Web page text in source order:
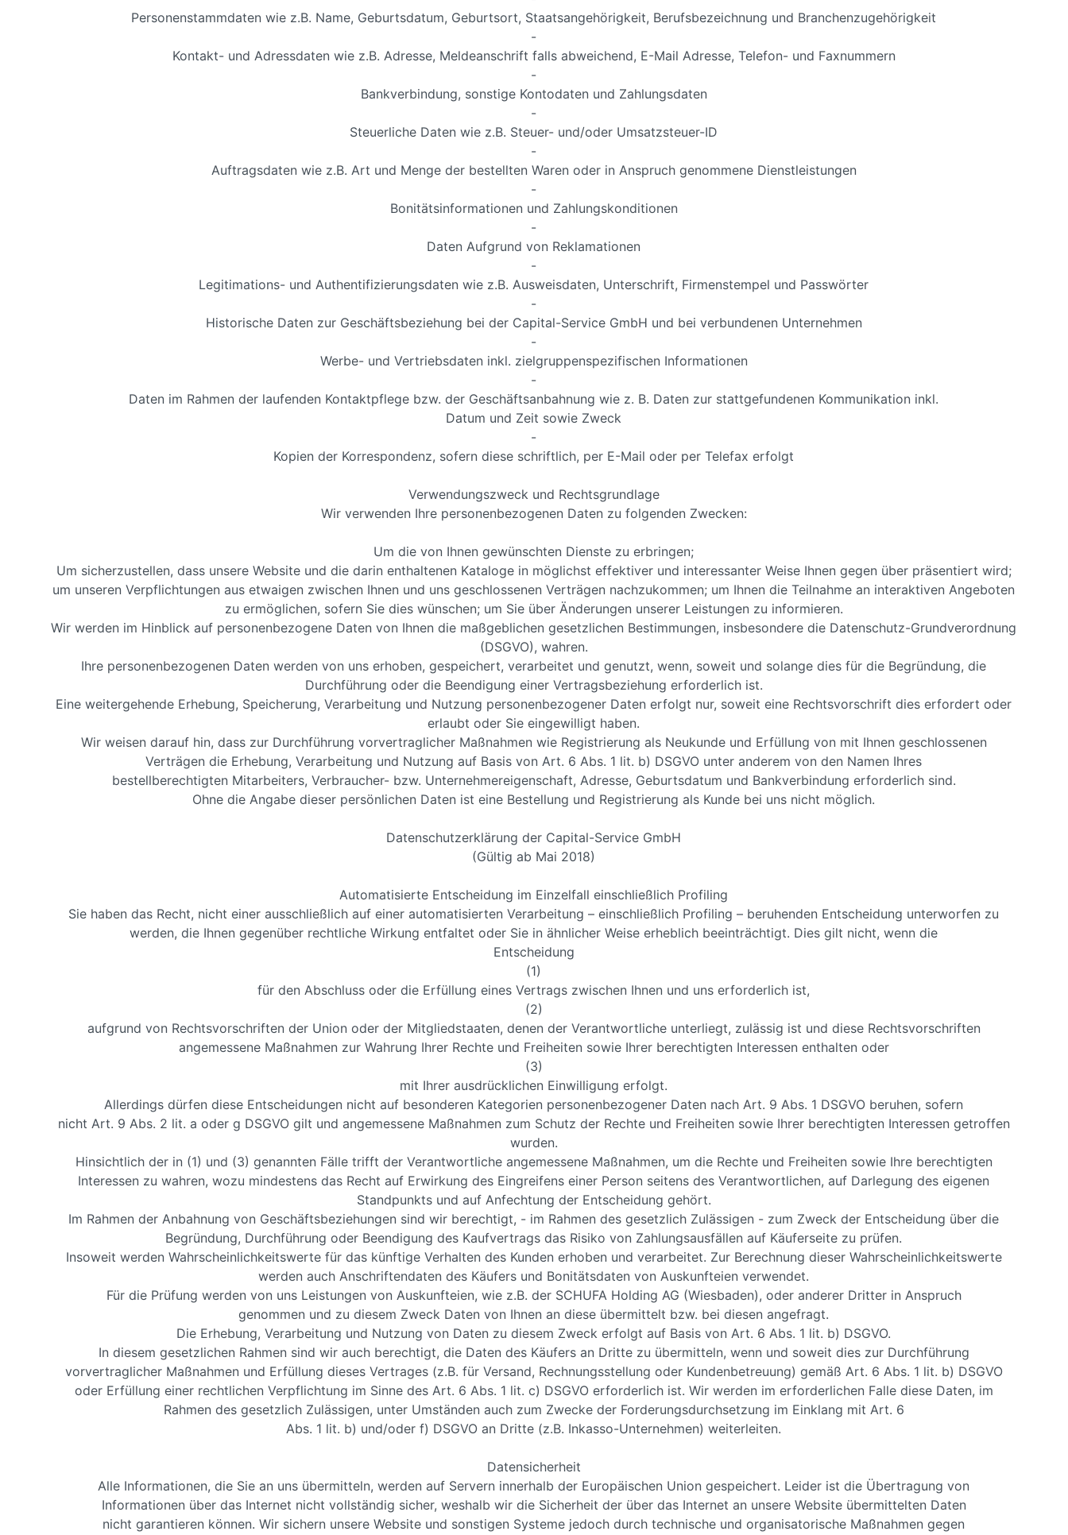
Personenstammdaten wie z.B. Name, Geburtsdatum, Geburtsort, Staatsangehörigkeit, Berufsbezeichnung und Branchenzugehörigkeit
-
Kontakt- und Adressdaten wie z.B. Adresse, Meldeanschrift falls abweichend, E-Mail Adresse, Telefon- und Faxnummern
-
Bankverbindung, sonstige Kontodaten und Zahlungsdaten
-
Steuerliche Daten wie z.B. Steuer- und/oder Umsatzsteuer-ID
-
Auftragsdaten wie z.B. Art und Menge der bestellten Waren oder in Anspruch genommene Dienstleistungen
-
Bonitätsinformationen und Zahlungskonditionen
-
Daten Aufgrund von Reklamationen
-
Legitimations- und Authentifizierungsdaten wie z.B. Ausweisdaten, Unterschrift, Firmenstempel und Passwörter
-
Historische Daten zur Geschäftsbeziehung bei der Capital-Service GmbH und bei verbundenen Unternehmen
-
Werbe- und Vertriebsdaten inkl. zielgruppenspezifischen Informationen
-
Daten im Rahmen der laufenden Kontaktpflege bzw. der Geschäftsanbahnung wie z. B. Daten zur stattgefundenen Kommunikation inkl.
Datum und Zeit sowie Zweck
-
Kopien der Korrespondenz, sofern diese schriftlich, per E-Mail oder per Telefax erfolgt
Verwendungszweck und Rechtsgrundlage
Wir verwenden Ihre personenbezogenen Daten zu folgenden Zwecken:
Um die von Ihnen gewünschten Dienste zu erbringen;
Um sicherzustellen, dass unsere Website und die darin enthaltenen Kataloge in möglichst effektiver und interessanter Weise Ihnen gegen über präsentiert wird;
um unseren Verpflichtungen aus etwaigen zwischen Ihnen und uns geschlossenen Verträgen nachzukommen; um Ihnen die Teilnahme an interaktiven Angeboten
zu ermöglichen, sofern Sie dies wünschen; um Sie über Änderungen unserer Leistungen zu informieren.
Wir werden im Hinblick auf personenbezogene Daten von Ihnen die maßgeblichen gesetzlichen Bestimmungen, insbesondere die Datenschutz-Grundverordnung
(DSGVO), wahren.
Ihre personenbezogenen Daten werden von uns erhoben, gespeichert, verarbeitet und genutzt, wenn, soweit und solange dies für die Begründung, die
Durchführung oder die Beendigung einer Vertragsbeziehung erforderlich ist.
Eine weitergehende Erhebung, Speicherung, Verarbeitung und Nutzung personenbezogener Daten erfolgt nur, soweit eine Rechtsvorschrift dies erfordert oder
erlaubt oder Sie eingewilligt haben.
Wir weisen darauf hin, dass zur Durchführung vorvertraglicher Maßnahmen wie Registrierung als Neukunde und Erfüllung von mit Ihnen geschlossenen
Verträgen die Erhebung, Verarbeitung und Nutzung auf Basis von Art. 6 Abs. 1 lit. b) DSGVO unter anderem von den Namen Ihres
bestellberechtigten Mitarbeiters, Verbraucher- bzw. Unternehmereigenschaft, Adresse, Geburtsdatum und Bankverbindung erforderlich sind.
Ohne die Angabe dieser persönlichen Daten ist eine Bestellung und Registrierung als Kunde bei uns nicht möglich.
Datenschutzerklärung der Capital-Service GmbH
(Gültig ab Mai 2018)
Automatisierte Entscheidung im Einzelfall einschließlich Profiling
Sie haben das Recht, nicht einer ausschließlich auf einer automatisierten Verarbeitung – einschließlich Profiling – beruhenden Entscheidung unterworfen zu
werden, die Ihnen gegenüber rechtliche Wirkung entfaltet oder Sie in ähnlicher Weise erheblich beeinträchtigt. Dies gilt nicht, wenn die
Entscheidung
(1)
für den Abschluss oder die Erfüllung eines Vertrags zwischen Ihnen und uns erforderlich ist,
(2)
aufgrund von Rechtsvorschriften der Union oder der Mitgliedstaaten, denen der Verantwortliche unterliegt, zulässig ist und diese Rechtsvorschriften
angemessene Maßnahmen zur Wahrung Ihrer Rechte und Freiheiten sowie Ihrer berechtigten Interessen enthalten oder
(3)
mit Ihrer ausdrücklichen Einwilligung erfolgt.
Allerdings dürfen diese Entscheidungen nicht auf besonderen Kategorien personenbezogener Daten nach Art. 9 Abs. 1 DSGVO beruhen, sofern
nicht Art. 9 Abs. 2 lit. a oder g DSGVO gilt und angemessene Maßnahmen zum Schutz der Rechte und Freiheiten sowie Ihrer berechtigten Interessen getroffen
wurden.
Hinsichtlich der in (1) und (3) genannten Fälle trifft der Verantwortliche angemessene Maßnahmen, um die Rechte und Freiheiten sowie Ihre berechtigten
Interessen zu wahren, wozu mindestens das Recht auf Erwirkung des Eingreifens einer Person seitens des Verantwortlichen, auf Darlegung des eigenen
Standpunkts und auf Anfechtung der Entscheidung gehört.
Im Rahmen der Anbahnung von Geschäftsbeziehungen sind wir berechtigt, - im Rahmen des gesetzlich Zulässigen - zum Zweck der Entscheidung über die
Begründung, Durchführung oder Beendigung des Kaufvertrags das Risiko von Zahlungsausfällen auf Käuferseite zu prüfen.
Insoweit werden Wahrscheinlichkeitswerte für das künftige Verhalten des Kunden erhoben und verarbeitet. Zur Berechnung dieser Wahrscheinlichkeitswerte
werden auch Anschriftendaten des Käufers und Bonitätsdaten von Auskunfteien verwendet.
Für die Prüfung werden von uns Leistungen von Auskunfteien, wie z.B. der SCHUFA Holding AG (Wiesbaden), oder anderer Dritter in Anspruch
genommen und zu diesem Zweck Daten von Ihnen an diese übermittelt bzw. bei diesen angefragt.
Die Erhebung, Verarbeitung und Nutzung von Daten zu diesem Zweck erfolgt auf Basis von Art. 6 Abs. 1 lit. b) DSGVO.
In diesem gesetzlichen Rahmen sind wir auch berechtigt, die Daten des Käufers an Dritte zu übermitteln, wenn und soweit dies zur Durchführung
vorvertraglicher Maßnahmen und Erfüllung dieses Vertrages (z.B. für Versand, Rechnungsstellung oder Kundenbetreuung) gemäß Art. 6 Abs. 1 lit. b) DSGVO
oder Erfüllung einer rechtlichen Verpflichtung im Sinne des Art. 6 Abs. 1 lit. c) DSGVO erforderlich ist. Wir werden im erforderlichen Falle diese Daten, im
Rahmen des gesetzlich Zulässigen, unter Umständen auch zum Zwecke der Forderungsdurchsetzung im Einklang mit Art. 6
Abs. 1 lit. b) und/oder f) DSGVO an Dritte (z.B. Inkasso-Unternehmen) weiterleiten.
Datensicherheit
Alle Informationen, die Sie an uns übermitteln, werden auf Servern innerhalb der Europäischen Union gespeichert. Leider ist die Übertragung von
Informationen über das Internet nicht vollständig sicher, weshalb wir die Sicherheit der über das Internet an unsere Website übermittelten Daten
nicht garantieren können. Wir sichern unsere Website und sonstigen Systeme jedoch durch technische und organisatorische Maßnahmen gegen